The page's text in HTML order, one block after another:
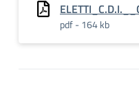
pdf - 164 kb